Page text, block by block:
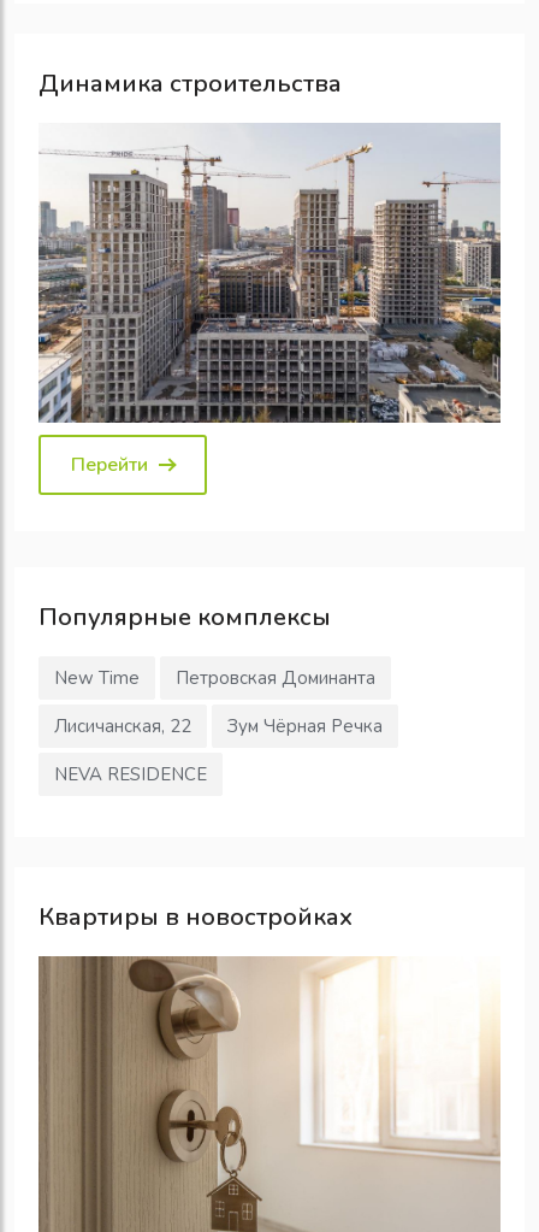
Динамика строительства
Перейти
Популярные комплексы
New Time
Петровская Доминанта
Лисичанская, 22
Зум Чёрная Речка
NEVA RESIDENCE
Квартиры в новостройках